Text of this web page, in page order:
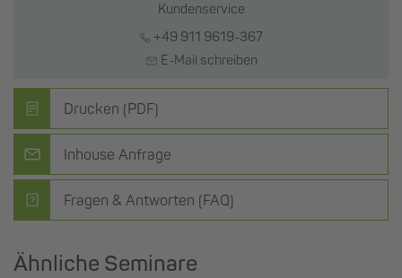
Kundenservice
+49 911 9619-367
E-Mail schreiben
Drucken (PDF)
Inhouse Anfrage
Fragen & Antworten (FAQ)
Ähnliche Seminare